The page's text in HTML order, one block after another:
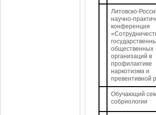
Литовско-
научно-
конференция
общественных
организаций в
профилактике
наркотизма и
превентивной
Обучающий
собриологии